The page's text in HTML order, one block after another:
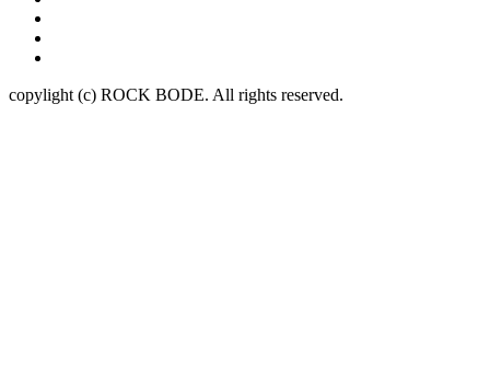
copylight (c) ROCK BODE. All rights reserved.